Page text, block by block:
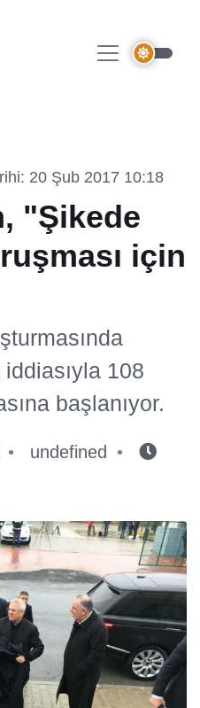
20 Şub 2017 10:18
"Şikede
için
108
başlanıyor.
undefined